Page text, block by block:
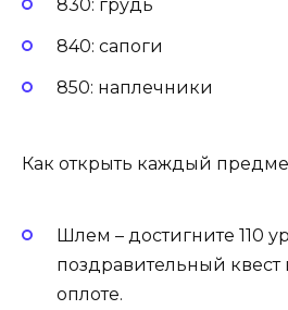
830: грудь
840: сапоги
850: наплечники
Как открыть каждый
Шлем – достигните 110
поздравительный квест
оплоте.